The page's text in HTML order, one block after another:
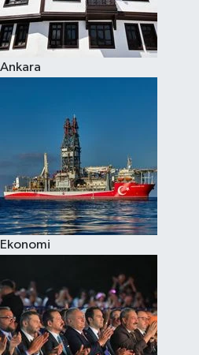
Ankara
Ekonomi
Spor
Eğitim
Hava Durumu
Kadın
Kültür Sanat
Sağlık